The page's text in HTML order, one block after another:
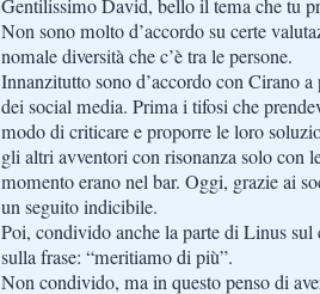
Gentilissimo David, bello il tema che tu
Non sono molto d’accordo su certe
nomale diversità che c’è tra le persone.
Innanzitutto sono d’accordo con Cirano
dei social media. Prima i tifosi che
modo di criticare e proporre le loro
gli altri avventori con risonanza solo con
momento erano nel bar. Oggi, grazie ai
un seguito indicibile.
Poi, condivido anche la parte di Linus
sulla frase: “meritiamo di più”.
Non condivido, ma in questo penso di